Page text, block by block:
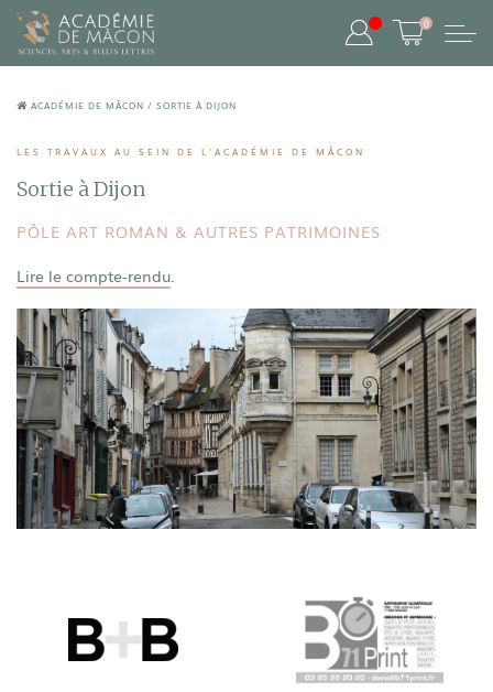
0
ACADÉMIE DE MÂCON / SORTIE À DIJON
LES TRAVAUX AU SEIN DE L'ACADÉMIE DE MÂCON
Sortie à Dijon
PÔLE ART ROMAN & AUTRES PATRIMOINES
Lire le compte-rendu.